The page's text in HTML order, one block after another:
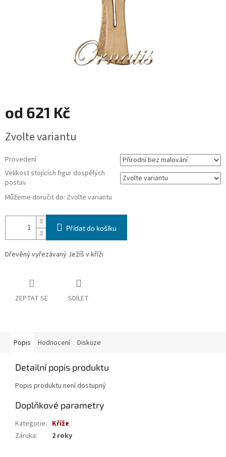
od 621 Kč
cena:
Zvolte variantu
Provedení
Velikost stojících figur dospělých
postav
Můžeme doručit do: Zvolte variantu
Přidat do košíku
Dřevěný vyřezávaný Ježíš v kříži
ZEPTAT SE SDÍLET
Popis Hodnocení Diskuze
Detailní popis produktu
Popis produktu není dostupný
Doplňkové parametry
Kategorie: Kříže
Záruka: 2 roky